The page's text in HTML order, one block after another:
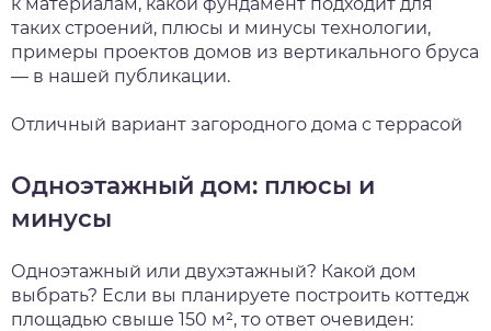
таких строений, плюсы и минусы технологии,
примеры проектов домов из вертикального бруса
— в нашей публикации.
Отличный вариант загородного дома с террасой
Одноэтажный дом: плюсы и
минусы
Одноэтажный или двухэтажный? Какой дом
выбрать? Если вы планируете построить коттедж
площадью свыше 150 м², то ответ очевиден: